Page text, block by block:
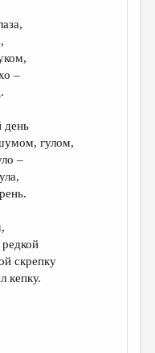
–
день
гулом,
–
скрепку
кепку.